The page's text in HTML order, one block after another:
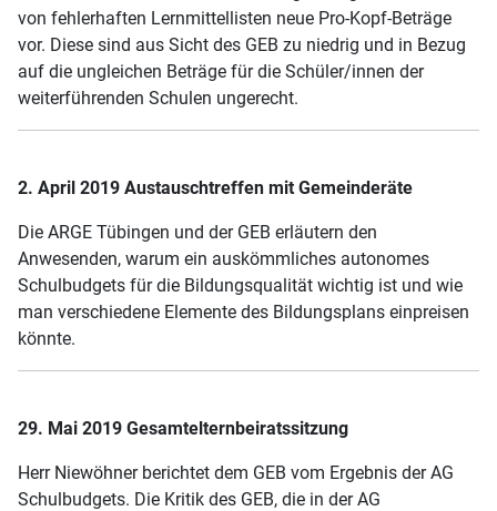
von fehlerhaften Lernmittellisten neue Pro-Kopf-Beträge
vor. Diese sind aus Sicht des GEB zu niedrig und in Bezug
auf die ungleichen Beträge für die Schüler/innen der
weiterführenden Schulen ungerecht.
2. April 2019 Austauschtreffen mit Gemeinderäte
Die ARGE Tübingen und der GEB erläutern den
Anwesenden, warum ein auskömmliches autonomes
Schulbudgets für die Bildungsqualität wichtig ist und wie
man verschiedene Elemente des Bildungsplans einpreisen
könnte.
29. Mai 2019 Gesamtelternbeiratssitzung
Herr Niewöhner berichtet dem GEB vom Ergebnis der AG
Schulbudgets. Die Kritik des GEB, die in der AG